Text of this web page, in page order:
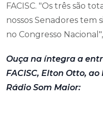
FACISC. "Os três são
nossos Senadores tem
no Congresso
Ouça na íntegra a
FACISC, Elton Otto,
Rádio Som Maior: